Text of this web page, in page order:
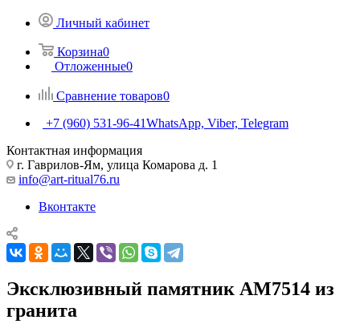
Личный кабинет
Корзина0
Отложенные0
Сравнение товаров0
+7 (960) 531-96-41WhatsApp, Viber, Telegram
Контактная информация
г. Гаврилов-Ям, улица Комарова д. 1
info@art-ritual76.ru
Вконтакте
Эксклюзивный памятник AM7514 из
гранита